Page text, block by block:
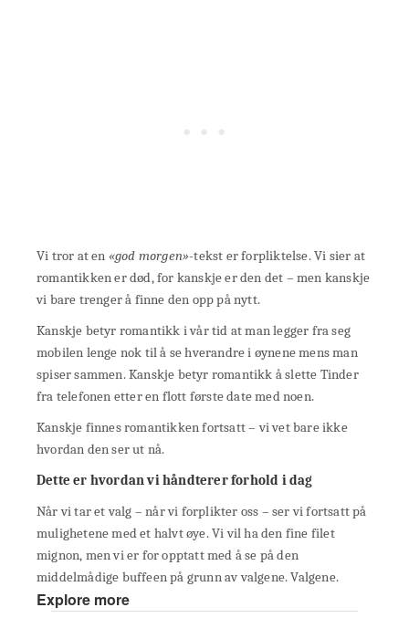
Vi tror at en «god morgen»-tekst er forpliktelse. Vi sier at
romantikken er død, for kanskje er den det – men kanskje
vi bare trenger å finne den opp på nytt.
Kanskje betyr romantikk i vår tid at man legger fra seg
mobilen lenge nok til å se hverandre i øynene mens man
spiser sammen. Kanskje betyr romantikk å slette Tinder
fra telefonen etter en flott første date med noen.
Kanskje finnes romantikken fortsatt – vi vet bare ikke
hvordan den ser ut nå.
Dette er hvordan vi håndterer forhold i dag
Når vi tar et valg – når vi forplikter oss – ser vi fortsatt på
mulighetene med et halvt øye. Vi vil ha den fine filet
mignon, men vi er for opptatt med å se på den
middelmådige buffeen på grunn av valgene. Valgene.
Explore more